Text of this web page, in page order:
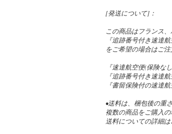
[発送について]：
この商品はフランス
『追跡番号付き速達
をご希望の場合はご
『速達航空便(保険な
『追跡番号付き速達
『書留保険付の速達
•送料は、梱包後の重
複数の商品をご購入
送料についての詳細は